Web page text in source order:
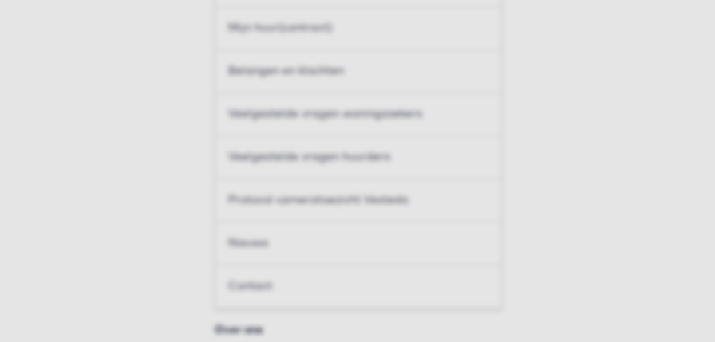
Mijn huur(contract)
Belangen en klachten
Veelgestelde vragen woningzoekers
Veelgestelde vragen huurders
Protocol cameratoezicht Vesteda
Nieuws
Contact
Over ons